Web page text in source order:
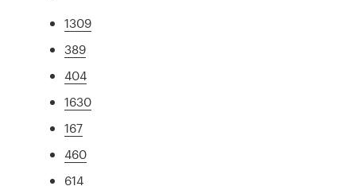
1309
389
404
1630
167
460
614